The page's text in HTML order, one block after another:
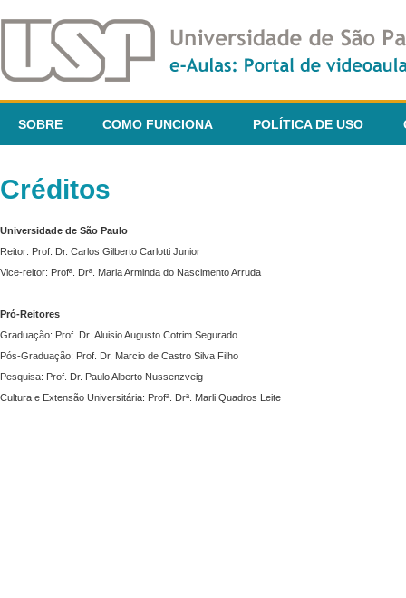
SOBRE COMO FUNCIONA POLÍTICA DE USO
Créditos
Universidade de São Paulo
Reitor: Prof. Dr. Carlos Gilberto Carlotti Junior
Vice-reitor: Profª. Drª. Maria Arminda do Nascimento Arruda
Pró-Reitores
Graduação: Prof. Dr. Aluisio Augusto Cotrim Segurado
Pós-Graduação: Prof. Dr. Marcio de Castro Silva Filho
Pesquisa: Prof. Dr. Paulo Alberto Nussenzveig
Cultura e Extensão Universitária: Profª. Drª. Marli Quadros Leite